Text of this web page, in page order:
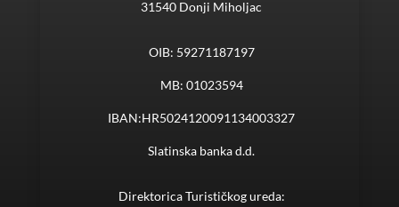
31540 Donji Miholjac
OIB: 59271187197
MB: 01023594
IBAN:HR5024120091134003327
Slatinska banka d.d.
Direktorica Turističkog ureda: